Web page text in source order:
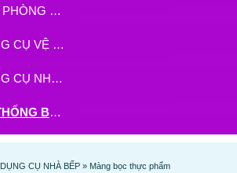
VĂN PHÒNG PHẨM
DỤNG CỤ VỆ SINH
DỤNG CỤ NHÀ BẾP
HỆ THỐNG BHX - TGDĐ ĐẶT HÀNG TẠI ĐÂY
DỤNG CỤ NHÀ BẾP » Màng bọc thực phẩm